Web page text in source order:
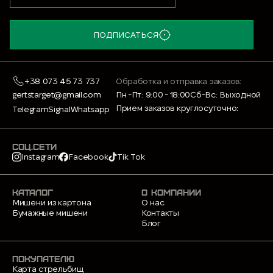
+38 073 45 73 737
gertstarget@gmail.com
TelegramSignalWhatsapp
Обработка и отправка заказов:
Пн -Пт: 9:00 - 18:00Сб-Вс: Выходной
Прием заказов круглосуточно:
СОЦ.СЕТИ
Instagram
Facebook Tik Tok
КАТАЛОГ
Мишени из картона
Бумажные мишени
О КОМПАНИИ
О нас
Контакты
Блог
ПОКУПАТЕЛЮ
Карта стрельбищ
ПОДПИСАТЬСЯ